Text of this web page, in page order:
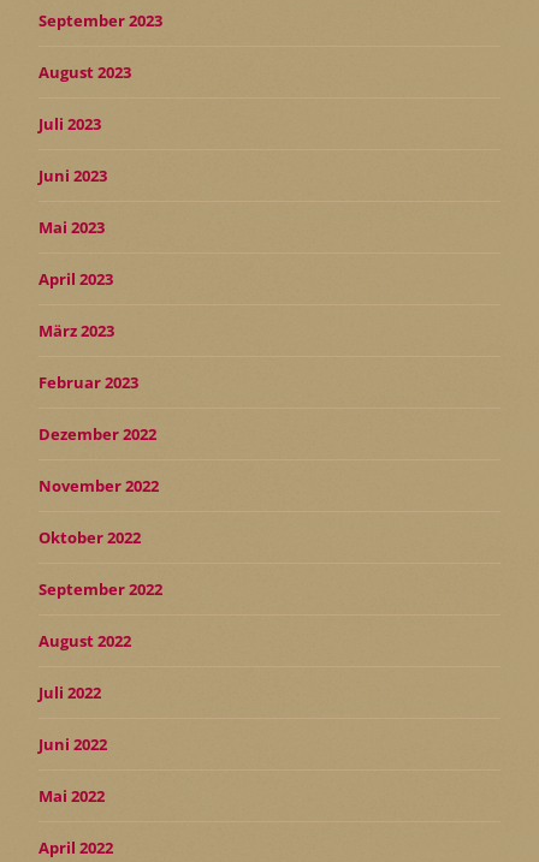
September 2023
August 2023
Juli 2023
Juni 2023
Mai 2023
April 2023
März 2023
Februar 2023
Dezember 2022
November 2022
Oktober 2022
September 2022
August 2022
Juli 2022
Juni 2022
Mai 2022
April 2022